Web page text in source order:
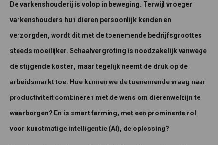
De varkenshouderij is volop in beweging. Terwijl vroeger
varkenshouders hun dieren persoonlijk kenden en
verzorgden, wordt dit met de toenemende bedrijfsgroottes
steeds moeilijker. Schaalvergroting is noodzakelijk vanwege
de stijgende kosten, maar tegelijk neemt de druk op de
arbeidsmarkt toe. Hoe kunnen we de toenemende vraag naar
productiviteit combineren met de wens om dierenwelzijn te
waarborgen? En is smart farming, met een prominente rol
voor kunstmatige intelligentie (AI), de oplossing?